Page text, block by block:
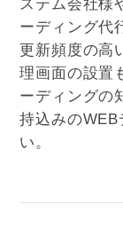
ステム会社様
ーディング代
更新頻度の高
理画面の設置
ーディングの
持込みのWEB
い。